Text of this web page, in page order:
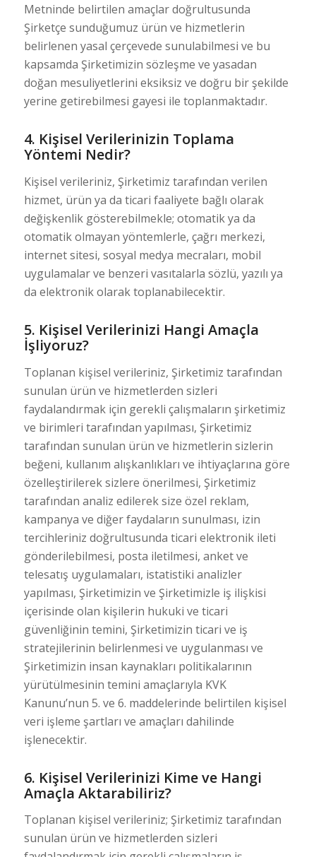
Metninde belirtilen amaçlar doğrultusunda
Şirketçe sunduğumuz ürün ve hizmetlerin
belirlenen yasal çerçevede sunulabilmesi ve bu
kapsamda Şirketimizin sözleşme ve yasadan
doğan mesuliyetlerini eksiksiz ve doğru bir şekilde
yerine getirebilmesi gayesi ile toplanmaktadır.
4. Kişisel Verilerinizin Toplama
Yöntemi Nedir?
Kişisel verileriniz, Şirketimiz tarafından verilen
hizmet, ürün ya da ticari faaliyete bağlı olarak
değişkenlik gösterebilmekle; otomatik ya da
otomatik olmayan yöntemlerle, çağrı merkezi,
internet sitesi, sosyal medya mecraları, mobil
uygulamalar ve benzeri vasıtalarla sözlü, yazılı ya
da elektronik olarak toplanabilecektir.
5. Kişisel Verilerinizi Hangi Amaçla
İşliyoruz?
Toplanan kişisel verileriniz, Şirketimiz tarafından
sunulan ürün ve hizmetlerden sizleri
faydalandırmak için gerekli çalışmaların şirketimiz
ve birimleri tarafından yapılması, Şirketimiz
tarafından sunulan ürün ve hizmetlerin sizlerin
beğeni, kullanım alışkanlıkları ve ihtiyaçlarına göre
özelleştirilerek sizlere önerilmesi, Şirketimiz
tarafından analiz edilerek size özel reklam,
kampanya ve diğer faydaların sunulması, izin
tercihleriniz doğrultusunda ticari elektronik ileti
gönderilebilmesi, posta iletilmesi, anket ve
telesatış uygulamaları, istatistiki analizler
yapılması, Şirketimizin ve Şirketimizle iş ilişkisi
içerisinde olan kişilerin hukuki ve ticari
güvenliğinin temini, Şirketimizin ticari ve iş
stratejilerinin belirlenmesi ve uygulanması ve
Şirketimizin insan kaynakları politikalarının
yürütülmesinin temini amaçlarıyla KVK
Kanunu’nun 5. ve 6. maddelerinde belirtilen kişisel
veri işleme şartları ve amaçları dahilinde
işlenecektir.
6. Kişisel Verilerinizi Kime ve Hangi
Amaçla Aktarabiliriz?
Toplanan kişisel verileriniz; Şirketimiz tarafından
sunulan ürün ve hizmetlerden sizleri